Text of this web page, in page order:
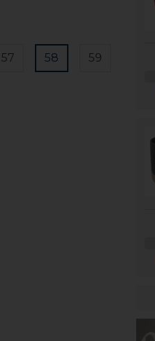
57 58 59